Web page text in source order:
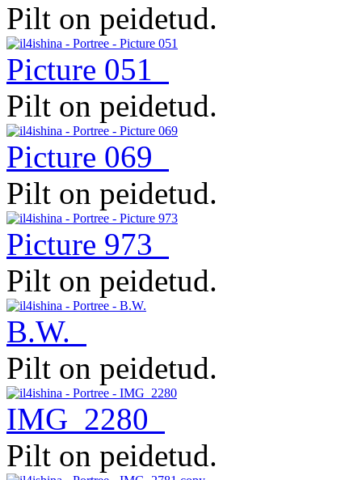
Pilt on peidetud.
Picture 051
Pilt on peidetud.
Picture 069
Pilt on peidetud.
Picture 973
Pilt on peidetud.
B.W.
Pilt on peidetud.
IMG_2280
Pilt on peidetud.